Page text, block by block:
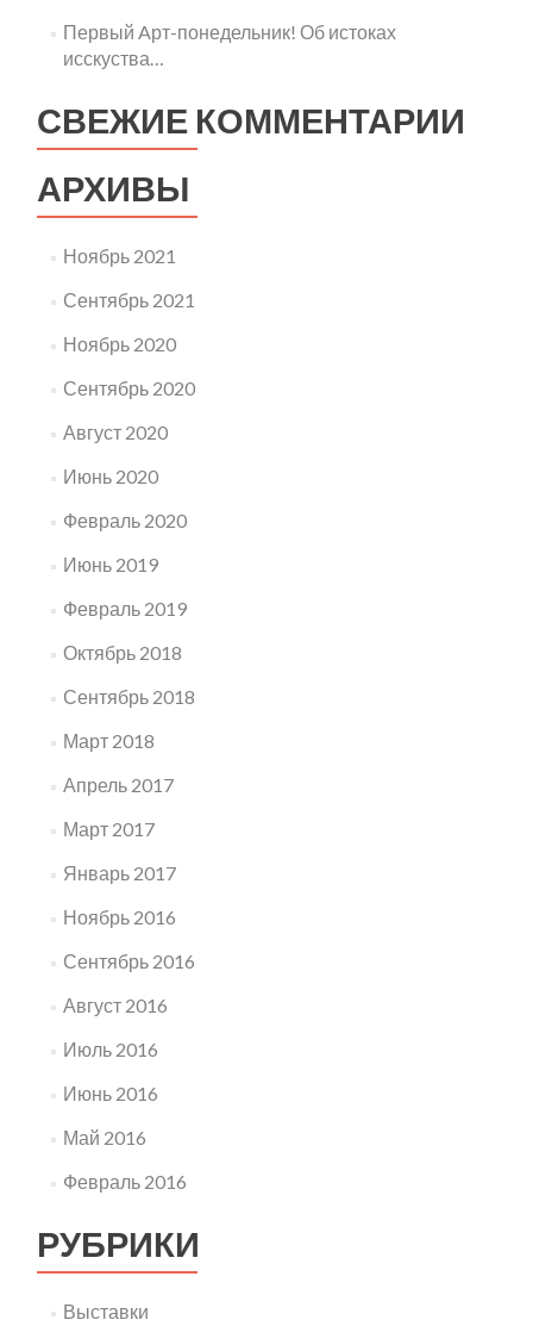
Первый Aрт-понедельник! Об истоках
исскуства…
СВЕЖИЕ КОММЕНТАРИИ
АРХИВЫ
Ноябрь 2021
Сентябрь 2021
Ноябрь 2020
Сентябрь 2020
Август 2020
Июнь 2020
Февраль 2020
Июнь 2019
Февраль 2019
Октябрь 2018
Сентябрь 2018
Март 2018
Апрель 2017
Март 2017
Январь 2017
Ноябрь 2016
Сентябрь 2016
Август 2016
Июль 2016
Июнь 2016
Май 2016
Февраль 2016
РУБРИКИ
Выставки